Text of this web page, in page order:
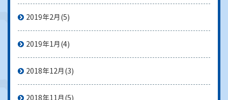
2019年2月 (5)
2019年1月 (4)
2018年12月 (3)
2018年11月 (5)